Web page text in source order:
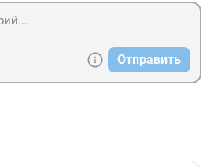
Отправить